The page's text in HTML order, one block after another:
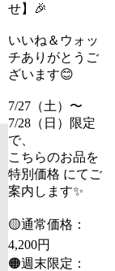
せ】🎉
いいね＆ウォッ
チありがとうご
ざいます😊
7/27（土）〜
7/28（日）限定
で、
こちらのお品を
特別価格 にてご
案内します✨
🟡通常価格：
4,200円
🟠週末限定：